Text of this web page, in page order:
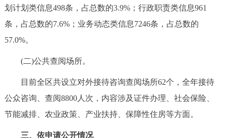
划计划类信息498条，占总数的3.9%；行政职责类信息961
条，占总数的7.6%；业务动态类信息7246条，占总数的
57.0%。
(二)公共查阅场所。
目前全区共设立对外接待咨询查阅场所62个，全年接待
公众咨询、查阅8800人次，内容涉及证件办理、社会保险、
节能减排、农业政策、产业扶持、保障性住房等方面。
三、依申请公开情况